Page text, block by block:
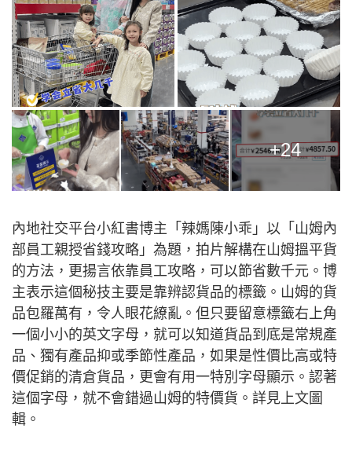
+24
內地社交平台小紅書博主「辣媽陳小乖」以「山姆內
部員工親授省錢攻略」為題，拍片解構在山姆搵平貨
的方法，更揚言依靠員工攻略，可以節省數千元。博
主表示這個秘技主要是靠辨認貨品的標籤。山姆的貨
品包羅萬有，令人眼花繚亂。但只要留意標籤右上角
一個小小的英文字母，就可以知道貨品到底是常規產
品、獨有產品抑或季節性產品，如果是性價比高或特
價促銷的清倉貨品，更會有用一特別字母顯示。認著
這個字母，就不會錯過山姆的特價貨。詳見上文圖
輯。